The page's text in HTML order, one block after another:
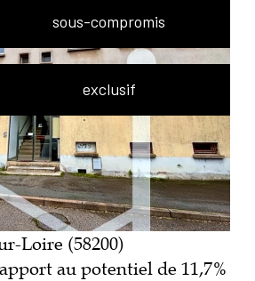
sous-compromis
exclusif
Loire (58200)
au potentiel de 11,7%